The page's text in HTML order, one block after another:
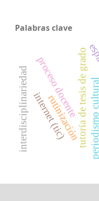
Palabras clave
periodismo cultural
tutoría de tesis de grado
proceso docente
rutinización
internet (tic)
interdisciplinariedad